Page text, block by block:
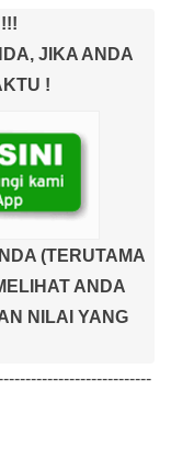
JIKA ANDA
!
(TERUTAMA
ANDA
NILAI YANG